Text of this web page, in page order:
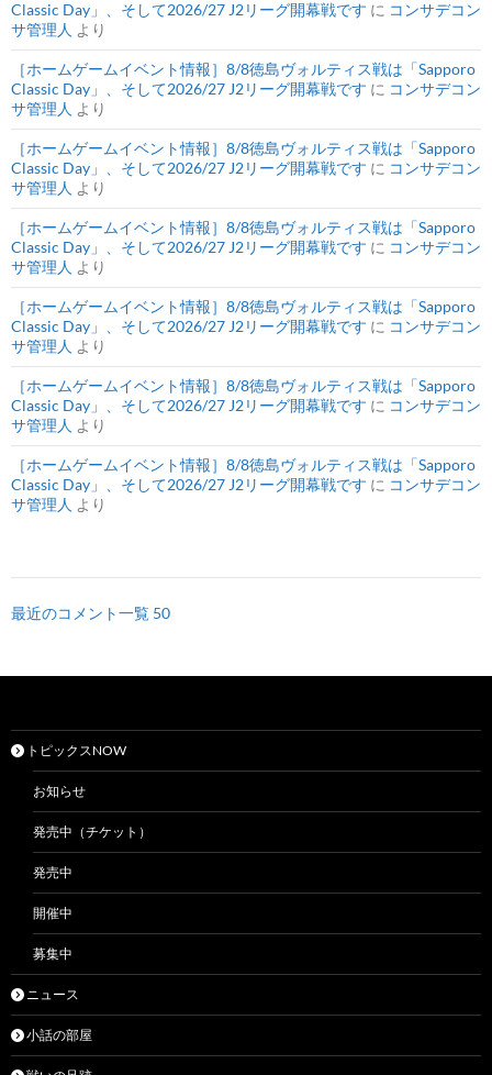
Classic Day」、そして2026/27 J2リーグ開幕戦です に コンサデコン
サ管理人 より
［ホームゲームイベント情報］8/8徳島ヴォルティス戦は「Sapporo
Classic Day」、そして2026/27 J2リーグ開幕戦です に コンサデコン
サ管理人 より
［ホームゲームイベント情報］8/8徳島ヴォルティス戦は「Sapporo
Classic Day」、そして2026/27 J2リーグ開幕戦です に コンサデコン
サ管理人 より
［ホームゲームイベント情報］8/8徳島ヴォルティス戦は「Sapporo
Classic Day」、そして2026/27 J2リーグ開幕戦です に コンサデコン
サ管理人 より
［ホームゲームイベント情報］8/8徳島ヴォルティス戦は「Sapporo
Classic Day」、そして2026/27 J2リーグ開幕戦です に コンサデコン
サ管理人 より
［ホームゲームイベント情報］8/8徳島ヴォルティス戦は「Sapporo
Classic Day」、そして2026/27 J2リーグ開幕戦です に コンサデコン
サ管理人 より
［ホームゲームイベント情報］8/8徳島ヴォルティス戦は「Sapporo
Classic Day」、そして2026/27 J2リーグ開幕戦です に コンサデコン
サ管理人 より
最近のコメント一覧 50
トピックスNOW
お知らせ
発売中（チケット）
発売中
開催中
募集中
ニュース
小話の部屋